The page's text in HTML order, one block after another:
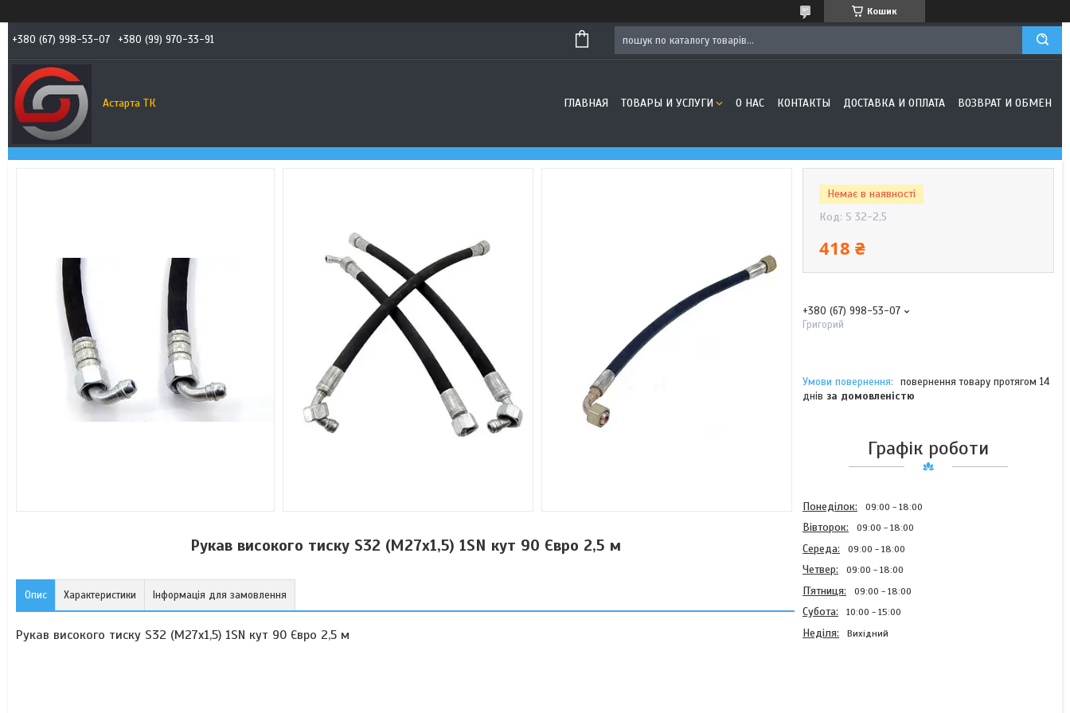
Кошик
+380 (67) 998-53-07 +380 (99) 970-33-91
Астарта ТК ГЛАВНАЯ ТОВАРЫ И УСЛУГИ О НАС КОНТАКТЫ ДОСТАВКА И ОПЛАТА ВОЗВРАТ И ОБМЕН
Рукав високого тиску S32 (М27х1,5) 1SN кут 90 Євро 2,5 м
Опис Характеристики Інформація для замовлення
Рукав високого тиску S32 (М27х1,5) 1SN кут 90 Євро 2,5 м
Немає в наявності
Код: S 32-2,5
418 ₴
+380 (67) 998-53-07
Григорий
повернення товару протягом 14
днів за домовленістю
Графік роботи
Понеділок 09:00 18:00
Вівторок 09:00 18:00
Середа 09:00 18:00
Четвер 09:00 18:00
Пʼятниця 09:00 18:00
Субота 10:00 15:00
Неділя Вихідний